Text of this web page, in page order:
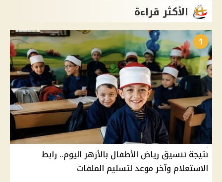
الأكثر قراءة
1
نتيجة تنسيق رياض الأطفال بالأزهر اليوم.. رابط
الاستعلام وآخر موعد لتسليم الملفات